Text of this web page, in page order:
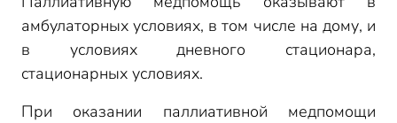
амбулаторных условиях, в том числе на дому, и
в условиях дневного стационара,
стационарных условиях.
При оказании паллиативной медпомощи